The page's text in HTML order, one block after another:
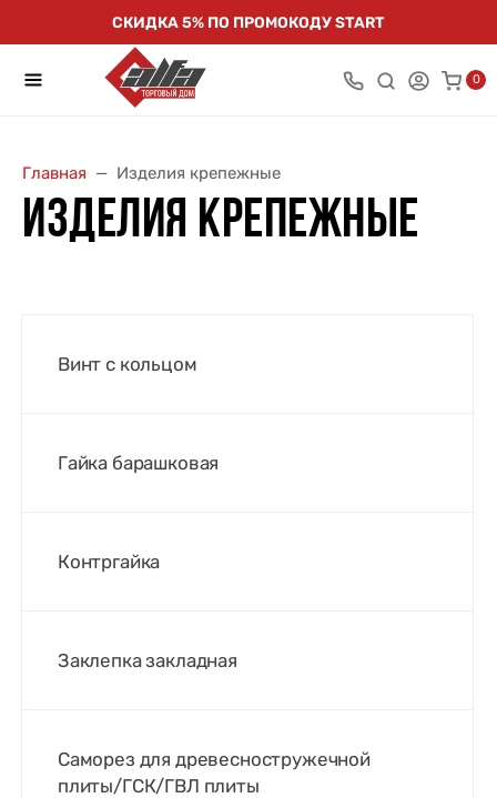
СКИДКА 5% ПО ПРОМОКОДУ START
0
Главная Изделия крепежные
ИЗДЕЛИЯ КРЕПЕЖНЫЕ
Винт с кольцом
Гайка барашковая
Контргайка
Заклепка закладная
Саморез для древесностружечной
плиты/ГСК/ГВЛ плиты